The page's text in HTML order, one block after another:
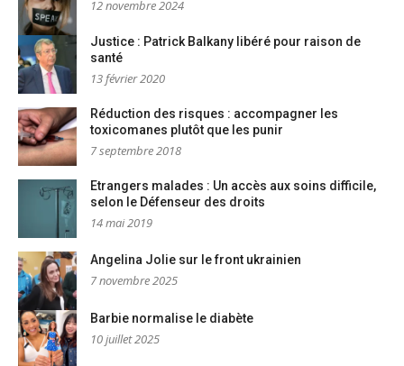
12 novembre 2024
Justice : Patrick Balkany libéré pour raison de
santé
13 février 2020
Réduction des risques : accompagner les
toxicomanes plutôt que les punir
7 septembre 2018
Etrangers malades : Un accès aux soins difficile,
selon le Défenseur des droits
14 mai 2019
Angelina Jolie sur le front ukrainien
7 novembre 2025
Barbie normalise le diabète
10 juillet 2025